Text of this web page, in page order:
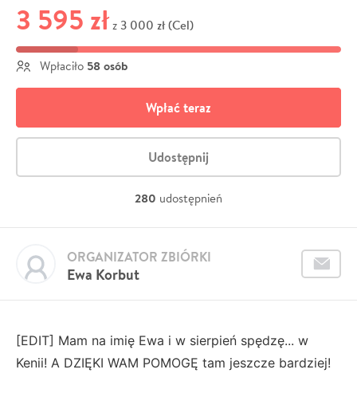
3 595 zł z 3 000 zł (Cel)
Wpłaciło 58 osób
Wpłać teraz
Udostępnij
280 udostępnień
Ewa Korbut
ORGANIZATOR ZBIÓRKI
[EDIT] Mam na imię Ewa i w sierpień spędzę... w
Kenii! A DZIĘKI WAM POMOGĘ tam jeszcze bardziej!